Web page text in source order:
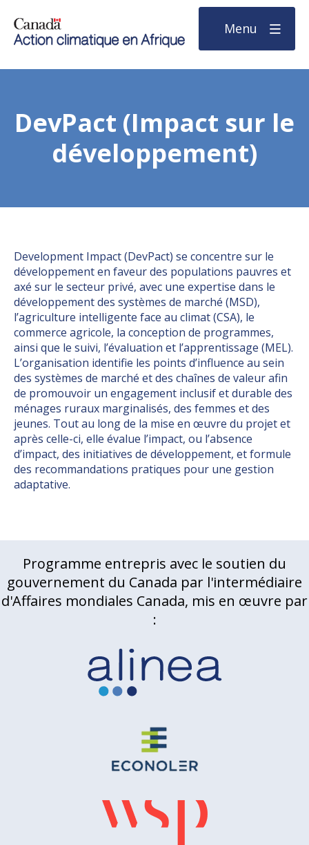
Menu
DevPact (Impact sur le
développement)
Development Impact (DevPact) se concentre sur le
développement en faveur des populations pauvres et
axé sur le secteur privé, avec une expertise dans le
développement des systèmes de marché (MSD),
l’agriculture intelligente face au climat (CSA), le
commerce agricole, la conception de programmes,
ainsi que le suivi, l’évaluation et l’apprentissage (MEL).
L’organisation identifie les points d’influence au sein
des systèmes de marché et des chaînes de valeur afin
de promouvoir un engagement inclusif et durable des
ménages ruraux marginalisés, des femmes et des
jeunes. Tout au long de la mise en œuvre du projet et
après celle-ci, elle évalue l’impact, ou l’absence
d’impact, des initiatives de développement, et formule
des recommandations pratiques pour une gestion
adaptative.
Programme entrepris avec le soutien du
gouvernement du Canada par l'intermédiaire
d'Affaires mondiales Canada, mis en œuvre par
: